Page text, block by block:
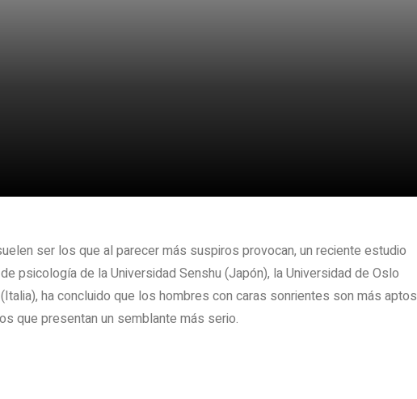
ser los que al parecer más suspiros provocan, un reciente estudio
psicología de la Universidad Senshu (Japón), la Universidad de Oslo
ha concluido que los hombres con caras sonrientes son más aptos
que presentan un semblante más serio.